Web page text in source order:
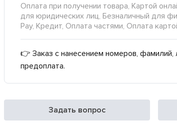
Оплата при получении товара, Картой
для юридических лиц, Безналичный для
Pay, Кредит, Оплата частями, Оплата
👉 Заказ с нанесением номеров, фамилий,
предоплата.
Задать вопрос